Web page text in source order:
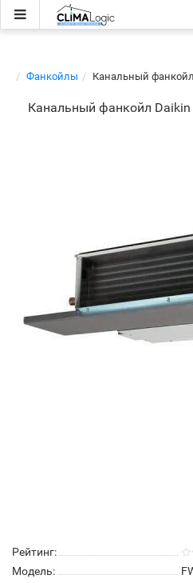
Фанкойлы Канальный
Канальный фанкойл Daikin
Рейтинг:
Модель: